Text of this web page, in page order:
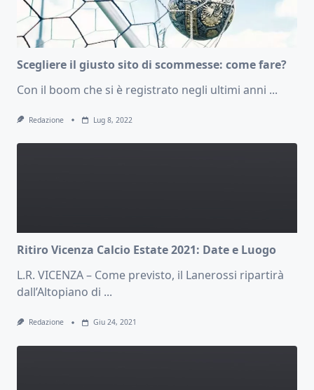
Scegliere il giusto sito di scommesse: come fare?
Con il boom che si è registrato negli ultimi anni ...
Redazione Lug 8, 2022
Ritiro Vicenza Calcio Estate 2021: Date e Luogo
L.R. VICENZA – Come previsto, il Lanerossi ripartirà
dall’Altopiano di ...
Redazione Giu 24, 2021